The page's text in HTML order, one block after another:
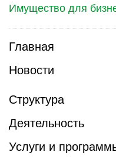
Имущество для
Главная
Новости
Структура
Деятельность
Услуги и